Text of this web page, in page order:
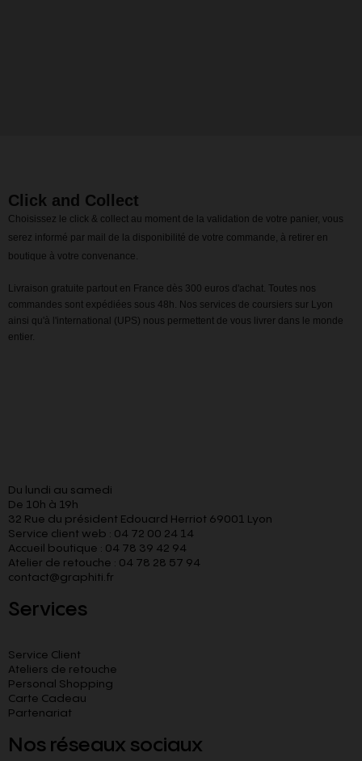
Click and Collect
Choisissez le click & collect au moment de la validation de votre panier, vous
serez informé par mail de la disponibilité de votre commande, à retirer en
boutique à votre convenance.
Livraison gratuite partout en France dès 300 euros d'achat. Toutes nos
commandes sont expédiées sous 48h. Nos services de coursiers sur Lyon
ainsi qu'à l'international (UPS) nous permettent de vous livrer dans le monde
entier.
Du lundi au samedi
De 10h à 19h
32 Rue du président Edouard Herriot 69001 Lyon
Service client web : 04 72 00 24 14
Accueil boutique : 04 78 39 42 94
Atelier de retouche : 04 78 28 57 94
contact@graphiti.fr
Services
Service Client
Ateliers de retouche
Personal Shopping
Carte Cadeau
Partenariat
Nos réseaux sociaux